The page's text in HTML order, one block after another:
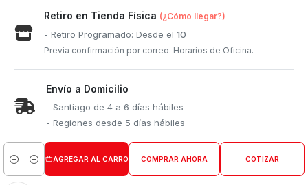
Retiro en Tienda Física (¿Cómo llegar?)
- Retiro Programado: Desde el10
Previa confirmación por correo. Horarios de Oficina.
Envío a Domicilio
- Santiago de 4 a 6 días hábiles
- Regiones desde 5 días hábiles
Cantidad
AGREGAR AL CARRO COMPRAR AHORA COTIZAR